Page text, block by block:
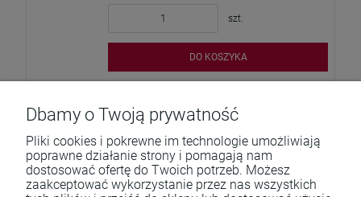
szt.
DO KOSZYKA
Dbamy o Twoją prywatność
Pliki cookies i pokrewne im technologie umożliwiają
poprawne działanie strony i pomagają nam
dostosować ofertę do Twoich potrzeb. Możesz
zaakceptować wykorzystanie przez nas wszystkich